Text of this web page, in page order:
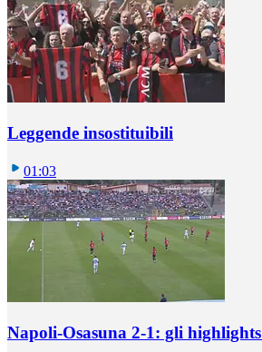
Leggende insostituibili
01:03
Napoli-Osasuna 2-1: gli